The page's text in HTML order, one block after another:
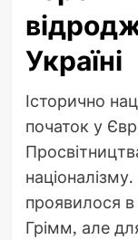
Україні
Історично
початок у
проявилося
Грімм, але